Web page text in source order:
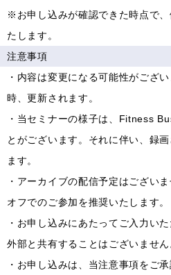
※お申し込みが確認できた時点で
たします。
注意事項
・内容は変更になる可能性がござ
時、更新されます。
・当セミナーの様子は、Fitness
とがございます。それに伴い、録
ます。
・アーカイブの配信予定はござい
オフでのご参加を推奨いたします。
・お申し込みにあたってご入力い
外部と共有することはございません
・お申し込みは、当注意事項をご